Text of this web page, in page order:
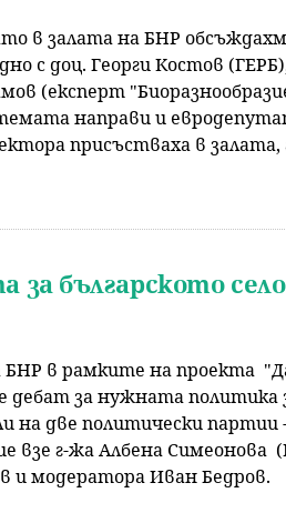
р
с
е
в залата на БНР
с доц. Георги Костов
(експерт
направи и
присъстваха в залата,
българското село
БНР в рамките на проекта
дебат за нужната политика
на две политически партии
взе г-жа Албена
и модератора Иван Бедров.